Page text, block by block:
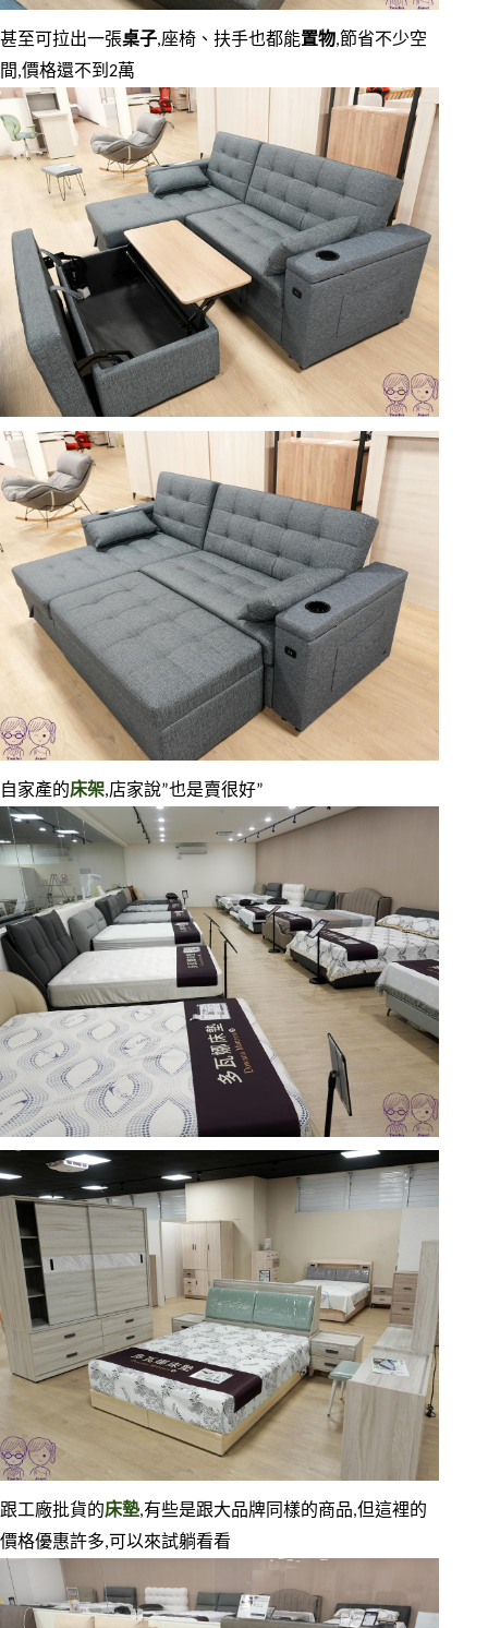
甚至可拉出一張桌子,座椅、扶手也都能置物,節省不少空
間,價格還不到2萬
自家產的床架,店家說”也是賣很好”
跟工廠批貨的床墊,有些是跟大品牌同樣的商品,但這裡的
價格優惠許多,可以來試躺看看